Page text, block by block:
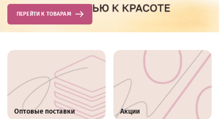
ПЕРЕЙТИ К ТОВАРАМ
Оптовые поставки Акции